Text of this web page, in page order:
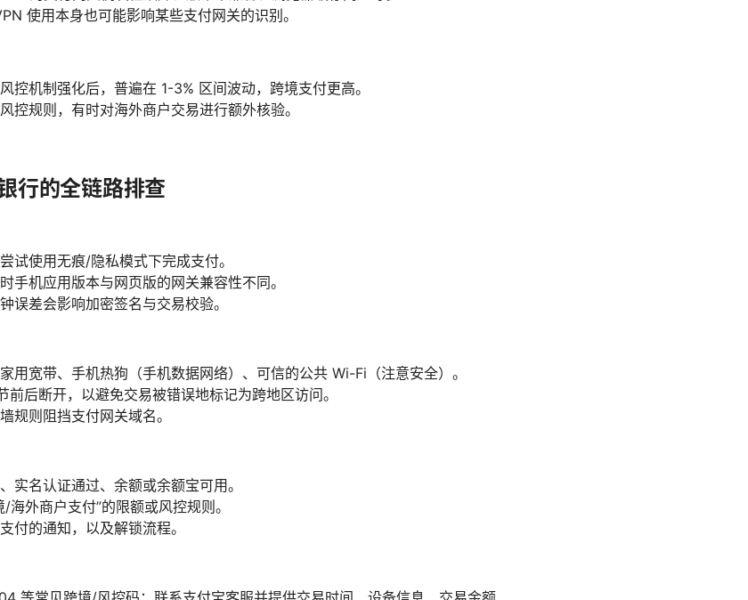
使用本身也可能影响某些支付网关的识别。
控机制强化后，普遍在 1-3% 区间波动，跨境支付更高。
控规则，有时对海外商户交易进行额外核验。
行的全链路排查
试使用无痕/隐私模式下完成支付。
手机应用版本与网页版的网关兼容性不同。
误差会影响加密签名与交易校验。
用宽带、手机热狗（手机数据网络）、可信的公共 Wi-Fi（注意安全）。
后断开，以避免交易被错误地标记为跨地区访问。
规则阻挡支付网关域名。
实名认证通过、余额或余额宝可用。
外商户支付”的限额或风控规则。
付的通知，以及解锁流程。